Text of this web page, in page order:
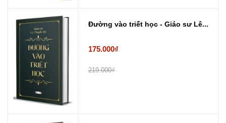
Đường vào triết học - Giáo sư Lê...
175.000₫
219.000₫